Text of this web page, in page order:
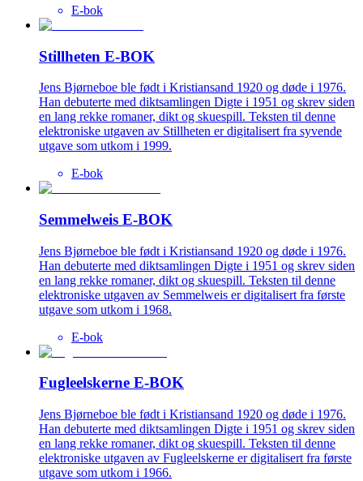
E-bok
Stillheten E-BOK
Jens Bjørneboe ble født i Kristiansand 1920 og døde i 1976.
Han debuterte med diktsamlingen Digte i 1951 og skrev siden
en lang rekke romaner, dikt og skuespill. Teksten til denne
elektroniske utgaven av Stillheten er digitalisert fra syvende
utgave som utkom i 1999.
E-bok
Semmelweis E-BOK
Jens Bjørneboe ble født i Kristiansand 1920 og døde i 1976.
Han debuterte med diktsamlingen Digte i 1951 og skrev siden
en lang rekke romaner, dikt og skuespill. Teksten til denne
elektroniske utgaven av Semmelweis er digitalisert fra første
utgave som utkom i 1968.
E-bok
Fugleelskerne E-BOK
Jens Bjørneboe ble født i Kristiansand 1920 og døde i 1976.
Han debuterte med diktsamlingen Digte i 1951 og skrev siden
en lang rekke romaner, dikt og skuespill. Teksten til denne
elektroniske utgaven av Fugleelskerne er digitalisert fra første
utgave som utkom i 1966.